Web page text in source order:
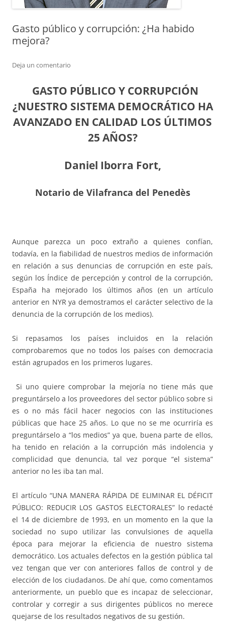
Gasto público y corrupción: ¿Ha habido
mejora?
Deja un comentario
GASTO PÚBLICO Y CORRUPCIÓN
¿NUESTRO SISTEMA DEMOCRÁTICO HA
AVANZADO EN CALIDAD LOS ÚLTIMOS
25 AÑOS?
Daniel Iborra Fort,
Notario de Vilafranca del Penedès
Aunque parezca un poco extraño a quienes confían,
todavía, en la fiabilidad de nuestros medios de información
en relación a sus denuncias de corrupción en este país,
según los Índice de percepción y control de la corrupción,
España ha mejorado los últimos años (en un artículo
anterior en NYR ya demostramos el carácter selectivo de la
denuncia de la corrupción de los medios).
Si repasamos los países incluidos en la relación
comprobaremos que no todos los países con democracia
están agrupados en los primeros lugares.
Si uno quiere comprobar la mejoría no tiene más que
preguntárselo a los proveedores del sector público sobre si
es o no más fácil hacer negocios con las instituciones
públicas que hace 25 años. Lo que no se me ocurriría es
preguntárselo a “los medios” ya que, buena parte de ellos,
ha tenido en relación a la corrupción más indolencia y
complicidad que denuncia, tal vez porque “el sistema”
anterior no les iba tan mal.
El artículo “UNA MANERA RÁPIDA DE ELIMINAR EL DÉFICIT
PÚBLICO: REDUCIR LOS GASTOS ELECTORALES” lo redacté
el 14 de diciembre de 1993, en un momento en la que la
sociedad no supo utilizar las convulsiones de aquella
época para mejorar la eficiencia de nuestro sistema
democrático. Los actuales defectos en la gestión pública tal
vez tengan que ver con anteriores fallos de control y de
elección de los ciudadanos. De ahí que, como comentamos
anteriormente, un pueblo que es incapaz de seleccionar,
controlar y corregir a sus dirigentes públicos no merece
quejarse de los resultados negativos de su gestión.